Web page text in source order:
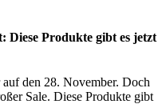
Diese Produkte gibt es jetzt
den 28. November. Doch
Sale. Diese Produkte gibt